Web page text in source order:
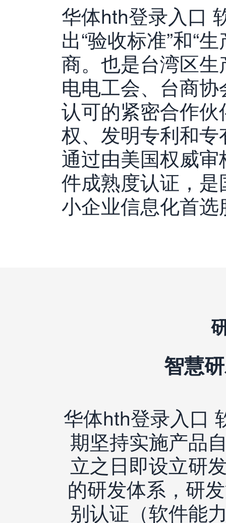
华体hth登录入口
出“验收标准”和“
商。也是台湾区
电电工会、台商
认可的紧密合作
权、发明专利和
通过由美国权威
件成熟度认证，
小企业信息化首选
智慧
华体hth登录入口
期坚持实施产品
立之日即设立研
的研发体系，研
别认证（软件能